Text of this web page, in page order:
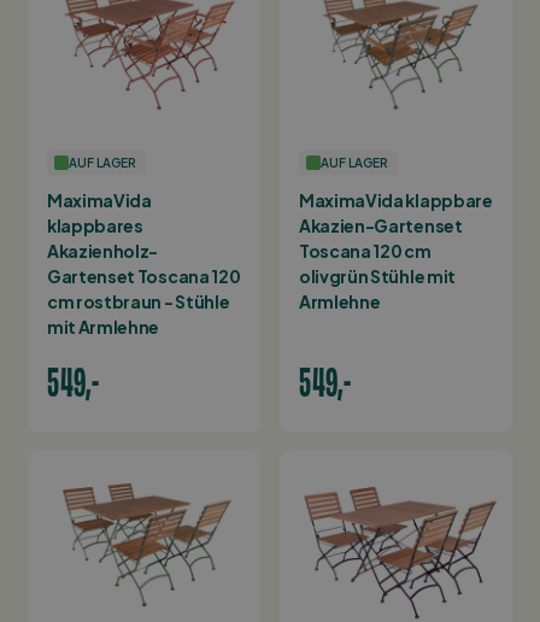
AUF LAGER
MaximaVida
klappbares
Akazienholz-
Gartenset Toscana 120
cm rostbraun - Stühle
mit Armlehne
549,-
AUF LAGER
MaximaVida klappbare
Akazien-Gartenset
Toscana 120 cm
olivgrün Stühle mit
Armlehne
549,-